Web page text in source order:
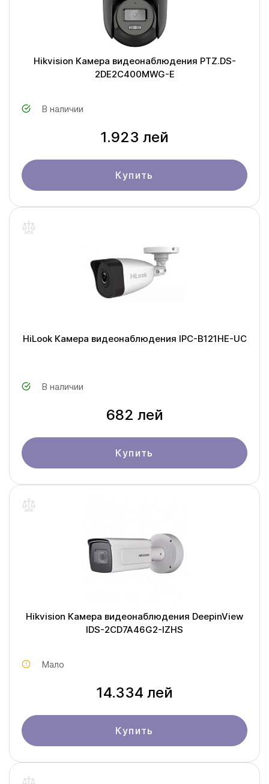
Hikvision Камера видеонаблюдения PTZ.DS-
2DE2C400MWG-E
В наличии
1.923 лей
Купить
HiLook Камера видеонаблюдения IPC-B121HE-UC
В наличии
682 лей
Купить
Hikvision Камера видеонаблюдения DeepinView
IDS-2CD7A46G2-IZHS
Мало
14.334 лей
Купить